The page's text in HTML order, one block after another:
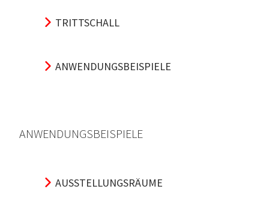
TRITTSCHALL
ANWENDUNGSBEISPIELE
ANWENDUNGSBEISPIELE
AUSSTELLUNGSRÄUME